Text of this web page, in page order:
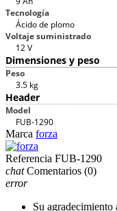
Tecnología
Ácido de plomo
Voltaje suministrado
12 V
Dimensiones y peso
Peso
3.5 kg
Header
Model
FUB-1290
Marca forza
Referencia FUB-1290
chat Comentarios (0)
error
Su agradecimiento